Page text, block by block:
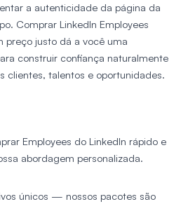
a autenticidade da página da
Comprar LinkedIn Employees
preço justo dá a você uma
construir confiança naturalmente
talentos e oportunidades.
Employees do LinkedIn rápido e
abordagem personalizada.
únicos — nossos pacotes são